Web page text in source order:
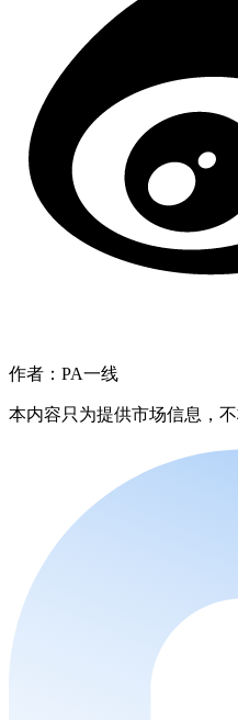
作者：PA一线
本内容只为提供市场信息，不